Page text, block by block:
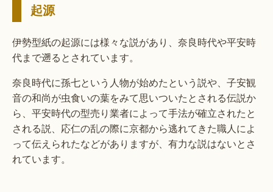
起源
伊勢型紙の起源には様々な説があり、奈良時代や平安時
代まで遡るとされています。
奈良時代に孫七という人物が始めたという説や、子安観
音の和尚が虫食いの葉をみて思いついたとされる伝説か
ら、平安時代の型売り業者によって手法が確立されたと
される説、応仁の乱の際に京都から逃れてきた職人によ
って伝えられたなどがありますが、有力な説はないとさ
れています。